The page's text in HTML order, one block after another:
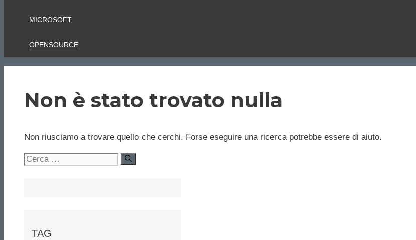
MICROSOFT
OPENSOURCE
Non è stato trovato nulla
Non riusciamo a trovare quello che cerchi. Forse eseguire una ricerca potrebbe essere di aiuto.
Ricerca
TAG